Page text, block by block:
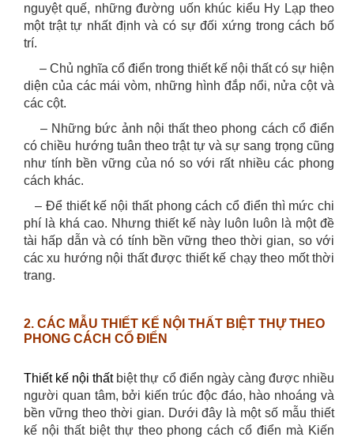
nguyệt quế, những đường uốn khúc kiểu Hy Lạp theo
một trật tự nhất định và có sự đối xứng trong cách bố
trí.
– Chủ nghĩa cổ điển trong thiết kế nội thất có sự hiện
diện của các mái vòm, những hình đắp nổi, nửa cột và
các cột.
– Những bức ảnh nội thất theo phong cách cổ điển
có chiều hướng tuân theo trật tự và sự sang trọng cũng
như tính bền vững của nó so với rất nhiều các phong
cách khác.
– Để thiết kế nội thất phong cách cổ điển thì mức chi
phí là khá cao. Nhưng thiết kế này luôn luôn là một đề
tài hấp dẫn và có tính bền vững theo thời gian, so với
các xu hướng nội thất được thiết kế chạy theo mốt thời
trang.
2. CÁC MẪU THIẾT KẾ NỘI THẤT BIỆT THỰ THEO
PHONG CÁCH CỔ ĐIỂN
Thiết kế nội thất biệt thự cổ điển ngày càng được nhiều
người quan tâm, bởi kiến trúc độc đáo, hào nhoáng và
bền vững theo thời gian. Dưới đây là một số mẫu thiết
kế nội thất biệt thự theo phong cách cổ điển mà Kiến